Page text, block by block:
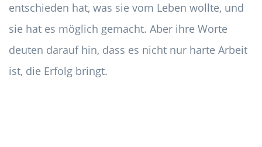
entschieden hat, was sie vom Leben wollte, und
sie hat es möglich gemacht. Aber ihre Worte
deuten darauf hin, dass es nicht nur harte Arbeit
ist, die Erfolg bringt.